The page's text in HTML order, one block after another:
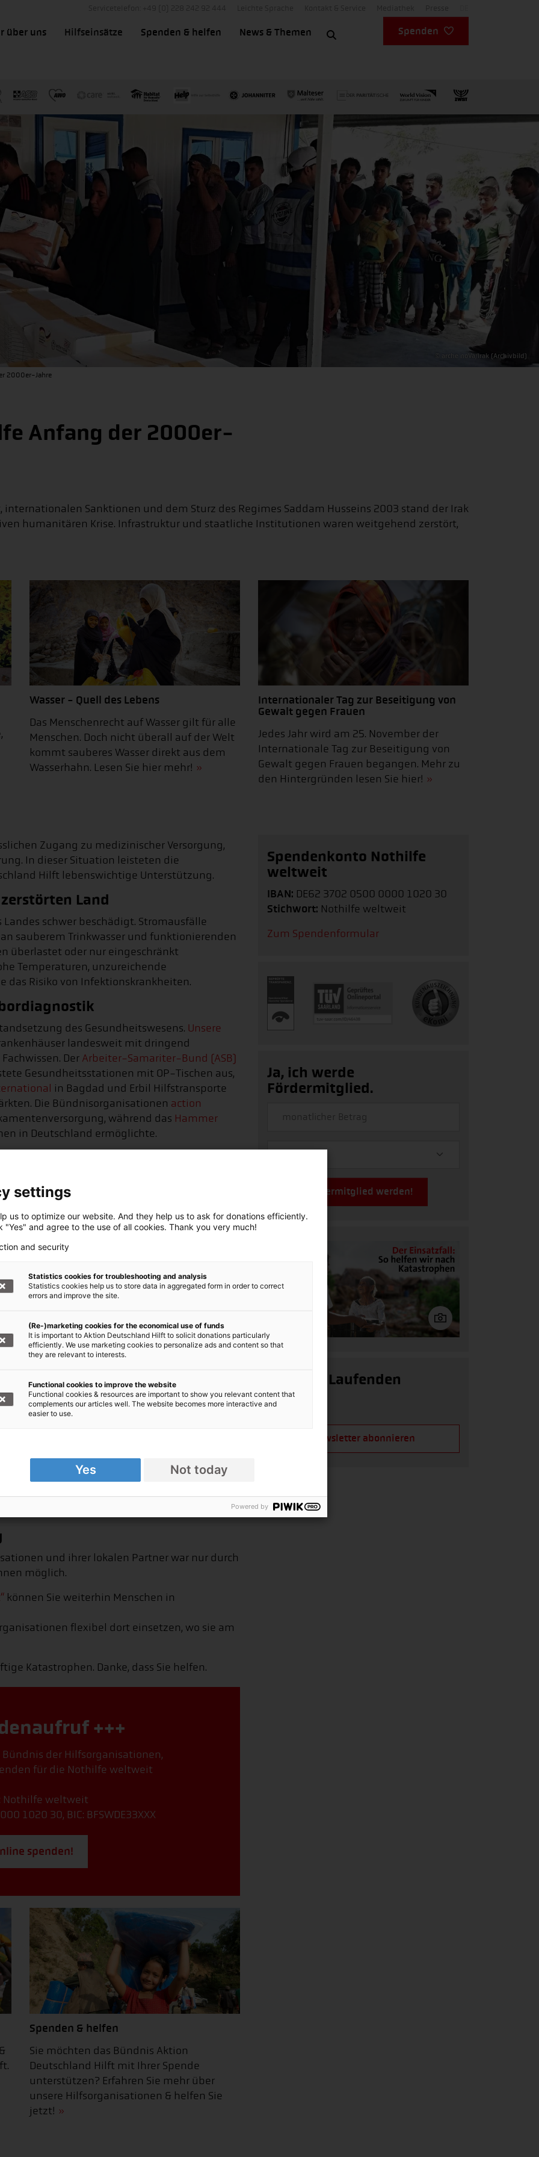
über uns Hilfseinsätze Spenden & helfen News & Themen Spenden
© arche noVa/Irak (Archivbild)
2000er-Jahre
Anfang der 2000er-
Sanktionen und dem Sturz des Regimes Saddam Husseins 2003 stand der Irak
humanitären Krise. Infrastruktur und staatliche Institutionen waren weitgehend zerstört,
Wasser - Quell des Lebens
Das Menschenrecht auf Wasser gilt für alle
Menschen. Doch nicht überall auf der Welt
kommt sauberes Wasser direkt aus dem
Wasserhahn. Lesen Sie hier mehr!
Internationaler Tag zur Beseitigung von
Gewalt gegen Frauen
Jedes Jahr wird am 25. November der
Internationale Tag zur Beseitigung von
Gewalt gegen Frauen begangen. Mehr zu
den Hintergründen lesen Sie hier!
Zugang zu medizinischer Versorgung,
In dieser Situation leisteten die
Hilft lebenswichtige Unterstützung.
Land
schwer beschädigt. Stromausfälle
sauberem Trinkwasser und funktionierenden
überlastet oder nur eingeschränkt
Temperaturen, unzureichende
Risiko von Infektionskrankheiten.
des Gesundheitswesens. Unsere
landesweit mit dringend
Der Arbeiter-Samariter-Bund (ASB)
Gesundheitsstationen mit OP-Tischen aus,
in Bagdad und Erbil Hilfstransporte
Die Bündnisorganisationen action
während das Hammer
in Deutschland ermöglichte.
Kinder
Unterstützung, verteilten Lebensmittel,
mobile Kliniken in abgelegenen
Wasserversorgung
den Wiederaufbau investiert.World Vision
ASB setzte Trinkwasseranlagen instand und
Kinder.
schneller
und ihrer lokalen Partner war nur durch
möglich.
können Sie weiterhin Menschen in
flexibel dort einsetzen, wo sie am
Katastrophen. Danke, dass Sie helfen.
+++
der Hilfsorganisationen,
für die Nothilfe weltweit
Nothilfe weltweit
1020 30, BIC: BFSWDE33XXX
spenden!
Spenden & helfen
Sie möchten das Bündnis Aktion
Deutschland Hilft mit Ihrer Spende
unterstützen? Erfahren Sie mehr über
unsere Hilfsorganisationen & helfen Sie
jetzt!
Spendenkonto Nothilfe
weltweit
IBAN: DE62 3702 0500 0000 1020 30
Stichwort: Nothilfe weltweit
Zum Spendenformular
Ja, ich werde
Fördermitglied.
Jetzt Fördermitglied werden!
Auf dem Laufenden
bleiben!
Newsletter abonnieren
settings
us to optimize our website. And they help us to ask for donations efficiently.
"Yes" and agree to the use of all cookies. Thank you very much!
and security
Statistics cookies for troubleshooting and analysis
Statistics cookies help us to store data in aggregated form in order to correct
errors and improve the site.
(Re-)marketing cookies for the economical use of funds
It is important to Aktion Deutschland Hilft to solicit donations particularly
efficiently. We use marketing cookies to personalize ads and content so that
they are relevant to interests.
Functional cookies to improve the website
Functional cookies & resources are important to show you relevant content that
complements our articles well. The website becomes more interactive and
easier to use.
Yes Not today
Powered by